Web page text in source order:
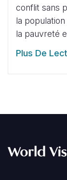
conflit sans
la
la pauvreté
Plus De